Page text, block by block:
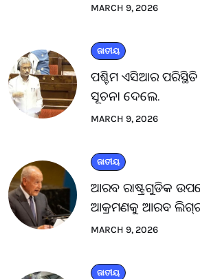
MARCH 9, 2026
ଜାତୀୟ
ପଶ୍ଚିମ ଏସିଆର
ସୂଚନା ଦେଲେ.
MARCH 9, 2026
ଜାତୀୟ
ଆରବ ରାଷ୍ଟ୍ରଗୁଡିକ
ଆକ୍ରମଣକୁ ଆରବ
MARCH 9, 2026
ଜାତୀୟ